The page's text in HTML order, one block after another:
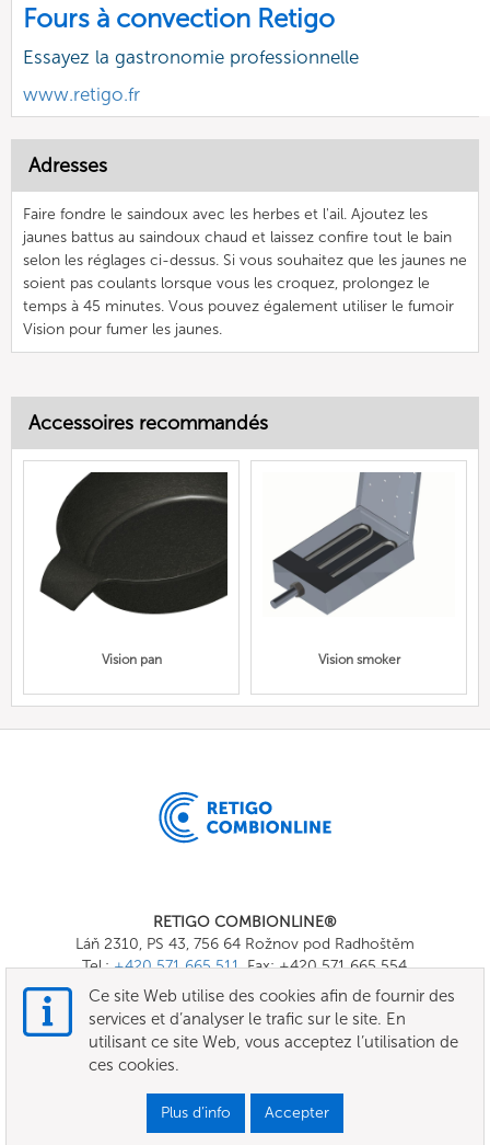
Fours à convection Retigo
Essayez la gastronomie professionnelle
www.retigo.fr
Adresses
Faire fondre le saindoux avec les herbes et l'ail. Ajoutez les
jaunes battus au saindoux chaud et laissez confire tout le bain
selon les réglages ci-dessus. Si vous souhaitez que les jaunes ne
soient pas coulants lorsque vous les croquez, prolongez le
temps à 45 minutes. Vous pouvez également utiliser le fumoir
Vision pour fumer les jaunes.
Accessoires recommandés
Vision pan Vision smoker
RETIGO COMBIONLINE®
Láň 2310, PS 43, 756 64 Rožnov pod Radhoštěm
Tel.:+420 571 665 511, Fax: +420 571 665 554
E-mail:
info@combionline.com
TERMES ET CONDITIONS
Ce site Web utilise des cookies afin de fournir des
services et d’analyser le trafic sur le site. En
utilisant ce site Web, vous acceptez l’utilisation de
ces cookies.
Plus d’info Accepter